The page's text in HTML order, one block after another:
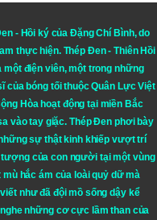
- Hồi ký của Đặng Chí Bình, do
thực hiện. Thép Đen- Thiên Hồi
một điện viên, một trong những
của bóng tối thuộc Quân Lực Việt
Hòa hoạt động tại miền Bắc
vào tay giặc. Thép Đen phơi bày
sự thật kinh khiếp vượt trí
của con người tại một vùng
mù hắc ám của loài quỷ dữ mà
như đã đội mồ sống dậy kể
những cơ cực lầm than của